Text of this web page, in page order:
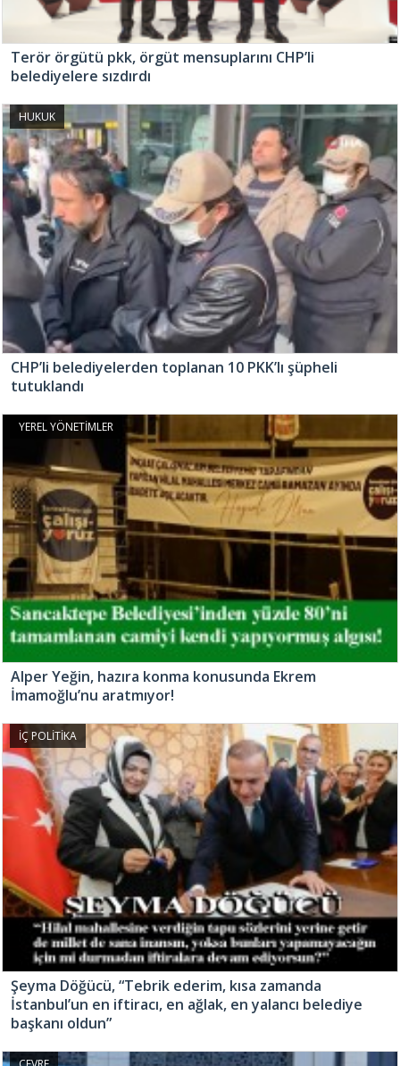
Terör örgütü pkk, örgüt mensuplarını CHP’li
belediyelere sızdırdı
HUKUK
CHP’li belediyelerden toplanan 10 PKK’lı şüpheli
tutuklandı
YEREL YÖNETİMLER
Alper Yeğin, hazıra konma konusunda Ekrem
İmamoğlu’nu aratmıyor!
İÇ POLİTİKA
Şeyma Döğücü, “Tebrik ederim, kısa zamanda
İstanbul’un en iftiracı, en ağlak, en yalancı belediye
başkanı oldun”